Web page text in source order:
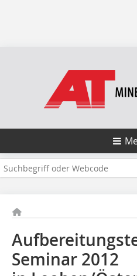
Seminar 2012